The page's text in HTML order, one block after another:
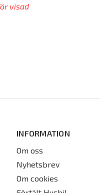
visad
INFORMATION
Om oss
Nyhetsbrev
Om cookies